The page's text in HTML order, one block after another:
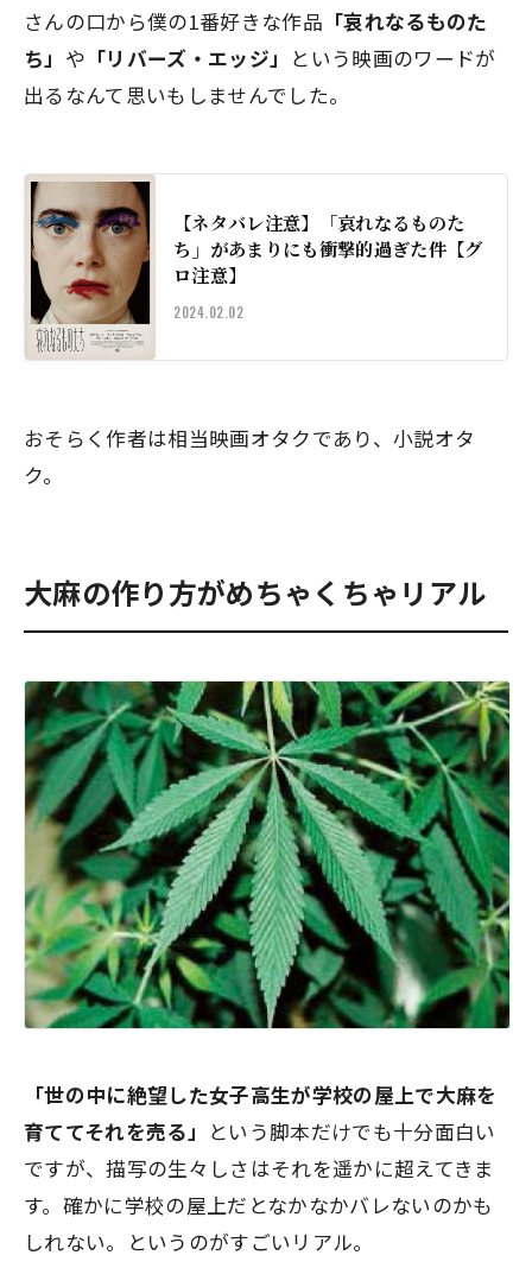
さんの口から僕の1番好きな作品 「哀れなるものた
ち」 や 「リバーズ・エッジ」 という映画のワードが
出るなんて思いもしませんでした。
【ネタバレ注意】「哀れなるものた
ち」があまりにも衝撃的過ぎた件【グ
ロ注意】
2024.02.02
おそらく作者は相当映画オタクであり、小説オタ
ク。
大麻の作り方がめちゃくちゃリアル
「世の中に絶望した女子高生が学校の屋上で大麻を
育ててそれを売る」 という脚本だけでも十分面白い
ですが、描写の生々しさはそれを遥かに超えてきま
す。確かに学校の屋上だとなかなかバレないのかも
しれない。というのがすごいリアル。